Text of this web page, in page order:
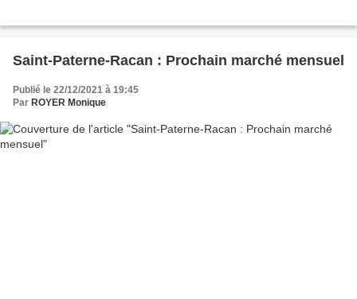
Saint-Paterne-Racan : Prochain marché mensuel
Publié le 22/12/2021 à 19:45
Par ROYER Monique